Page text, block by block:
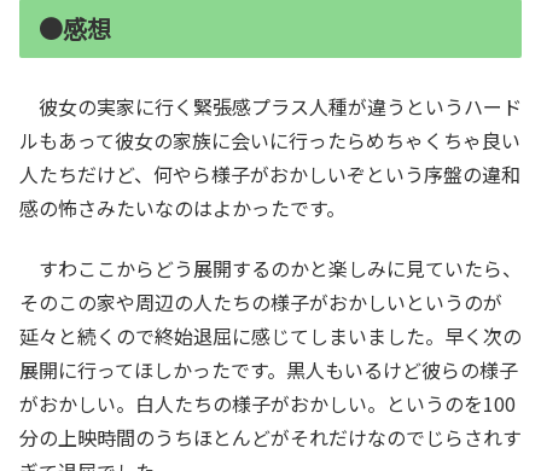
●感想
彼女の実家に行く緊張感プラス人種が違うというハード
ルもあって彼女の家族に会いに行ったらめちゃくちゃ良い
人たちだけど、何やら様子がおかしいぞという序盤の違和
感の怖さみたいなのはよかったです。
すわここからどう展開するのかと楽しみに見ていたら、
そのこの家や周辺の人たちの様子がおかしいというのが
延々と続くので終始退屈に感じてしまいました。早く次の
展開に行ってほしかったです。黒人もいるけど彼らの様子
がおかしい。白人たちの様子がおかしい。というのを100
分の上映時間のうちほとんどがそれだけなのでじらされす